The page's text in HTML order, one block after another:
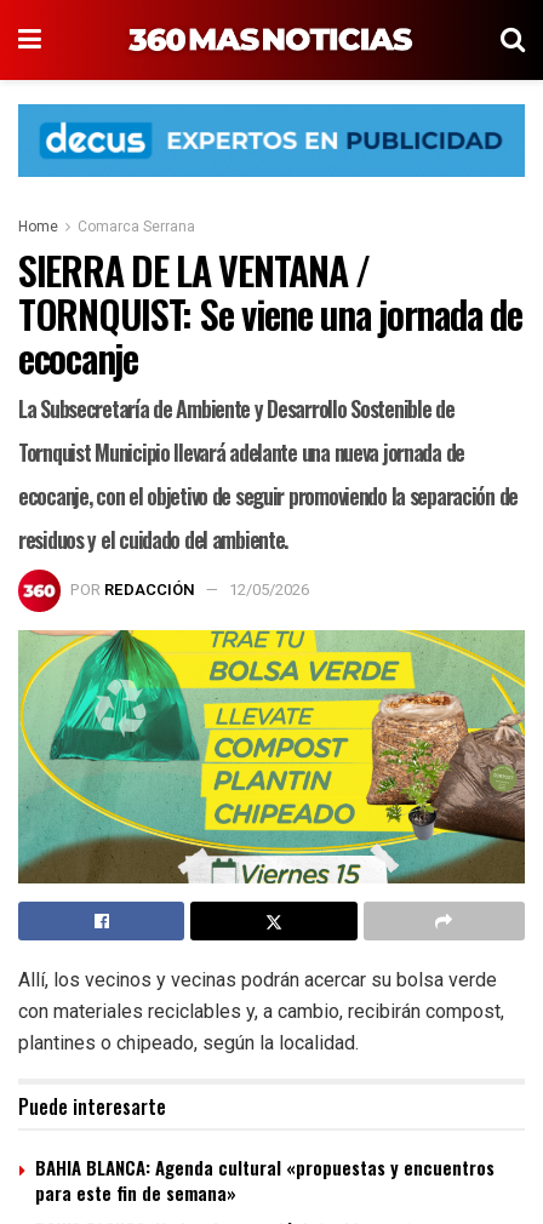
Home Comarca Serrana
SIERRA DE LA VENTANA /
TORNQUIST: Se viene una jornada de
ecocanje
La Subsecretaría de Ambiente y Desarrollo Sostenible de
Tornquist Municipio llevará adelante una nueva jornada de
ecocanje, con el objetivo de seguir promoviendo la separación de
residuos y el cuidado del ambiente.
POR REDACCIÓN 12/05/2026
Allí, los vecinos y vecinas podrán acercar su bolsa verde
con materiales reciclables y, a cambio, recibirán compost,
plantines o chipeado, según la localidad.
Puede interesarte
BAHIA BLANCA: Agenda cultural «propuestas y encuentros
para este fin de semana»